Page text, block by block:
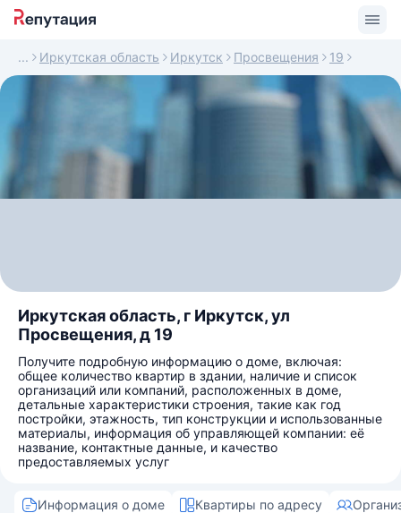
Иркутская область Иркутск Просвещения 19
Иркутская область, г Иркутск, ул
Просвещения, д 19
Получите подробную информацию о доме, включая:
общее количество квартир в здании, наличие и список
организаций или компаний, расположенных в доме,
детальные характеристики строения, такие как год
постройки, этажность, тип конструкции и использованные
материалы, информация об управляющей компании: её
название, контактные данные, и качество
предоставляемых услуг
Информация о доме Квартиры по адресу